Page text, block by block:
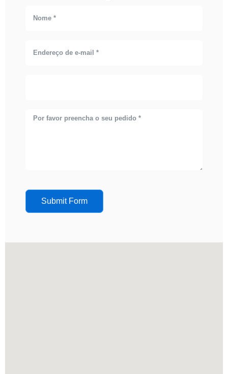
Submit Form